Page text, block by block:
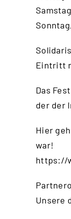
Eintritt
Das
der der
Hier
war!
https://
Unsere